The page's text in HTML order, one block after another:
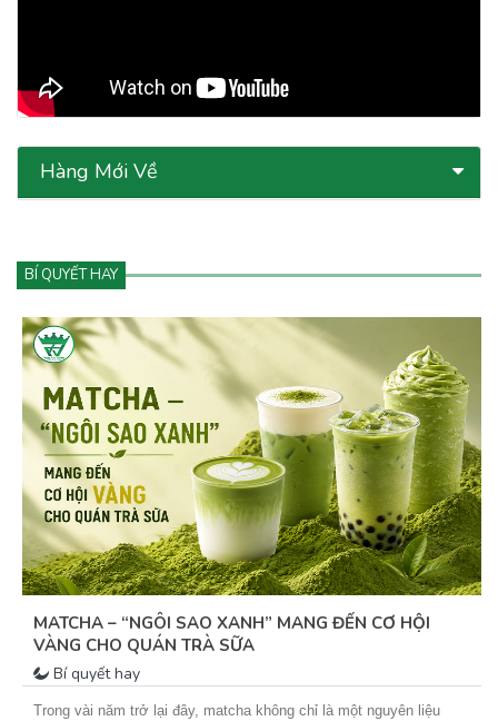
Hàng Mới Về
BÍ QUYẾT HAY
MATCHA – “NGÔI SAO XANH” MANG ĐẾN CƠ HỘI
VÀNG CHO QUÁN TRÀ SỮA
Bí quyết hay
Trong vài năm trở lại đây, matcha không chỉ là một nguyên liệu